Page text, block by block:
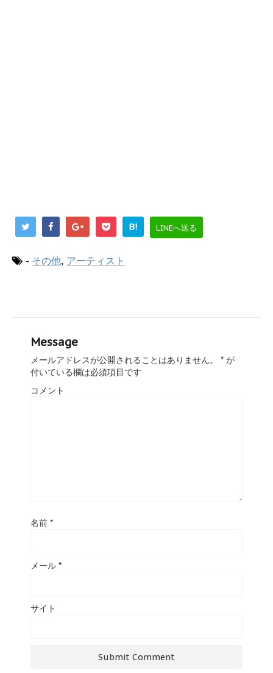
B! LINEへ送る
- その他, アーティスト
Message
メールアドレスが公開されることはありません。 * が
付いている欄は必須項目です
コメント
名前 *
メール *
サイト